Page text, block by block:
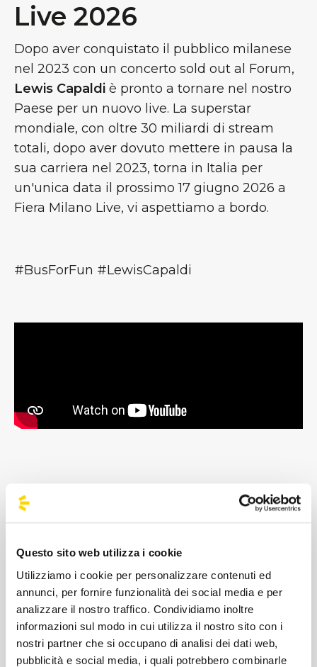
Questo sito web utilizza i cookie
Utilizziamo i cookie per personalizzare contenuti ed
annunci, per fornire funzionalità dei social media e per
analizzare il nostro traffico. Condividiamo inoltre
informazioni sul modo in cui utilizza il nostro sito con i
nostri partner che si occupano di analisi dei dati web,
pubblicità e social media, i quali potrebbero combinarle
Live 2026
Dopo aver conquistato il pubblico milanese
nel 2023 con un concerto sold out al Forum,
Lewis Capaldi è pronto a tornare nel nostro
Paese per un nuovo live. La superstar
mondiale, con oltre 30 miliardi di stream
totali, dopo aver dovuto mettere in pausa la
sua carriera nel 2023, torna in Italia per
un'unica data il prossimo 17 giugno 2026 a
Fiera Milano Live, vi aspettiamo a bordo.
#BusForFun #LewisCapaldi
Lewis Capaldi è un cantautore scozzese
originario di Glasgow, Scozia. Capaldi ha
nove anni, e ha iniziato la sua carriera
musicale cantando in pub a 12 anni. Ha
pubblicato il suo EP di debutto intitolato
"Bloom EP" il 20 ottobre del 2017, nel quale ci
sono collaborazioni con il produttore Malay,
vincitore di un Grammy Award e